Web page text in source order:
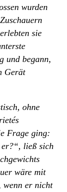
wurden
sie
und begann,
Gerät
ohne
Frage ging:
ließ sich
wäre mit
wenn er nicht